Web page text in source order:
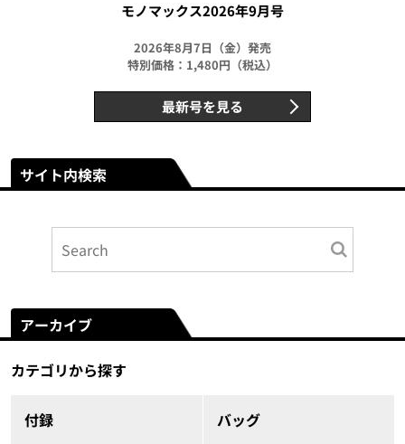
モノマックス2026年9月号
2026年8月7日（金）発売
特別価格：1,480円（税込）
最新号を見る
サイト内検索
アーカイブ
カテゴリから探す
付録 バッグ